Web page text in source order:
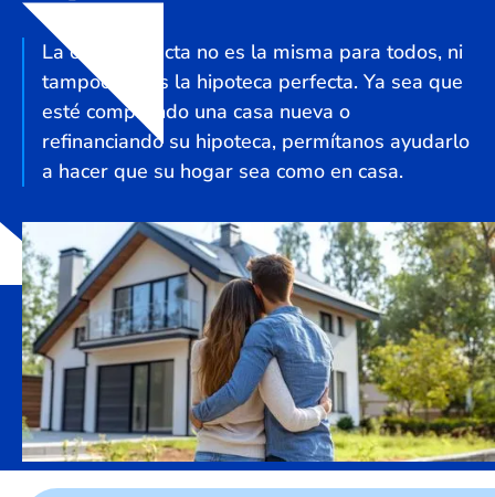
La casa perfecta no es la misma para todos, ni
tampoco lo es la hipoteca perfecta. Ya sea que
esté comprando una casa nueva o
refinanciando su hipoteca, permítanos ayudarlo
a hacer que su hogar sea como en casa.